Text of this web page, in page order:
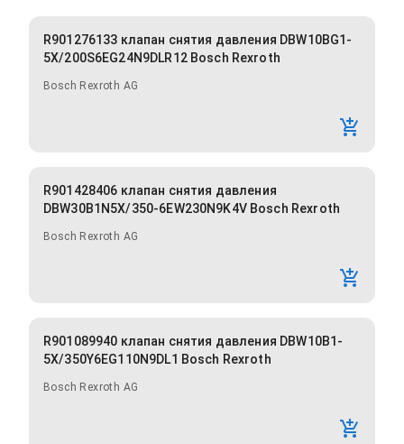
R901276133 клапан снятия давления DBW10BG1-
5X/200S6EG24N9DLR12 Bosch Rexroth
Bosch Rexroth AG
R901428406 клапан снятия давления
DBW30B1N5X/350-6EW230N9K4V Bosch Rexroth
Bosch Rexroth AG
R901089940 клапан снятия давления DBW10B1-
5X/350Y6EG110N9DL1 Bosch Rexroth
Bosch Rexroth AG